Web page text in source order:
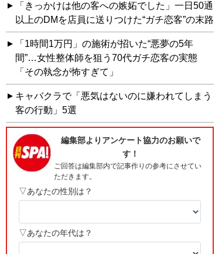
「きっかけは他の客への嫉妬でした」一日50通
以上のDMを店員に送りつけた“ガチ恋客”の末路
「1時間1万円」の施術が招いた“悪夢の5年
間”…女性整体師を狙う70代ガチ恋客の実態
「その執念が怖すぎて」
キャバクラで「悪気はないのに嫌われてしまう
客の行動」5選